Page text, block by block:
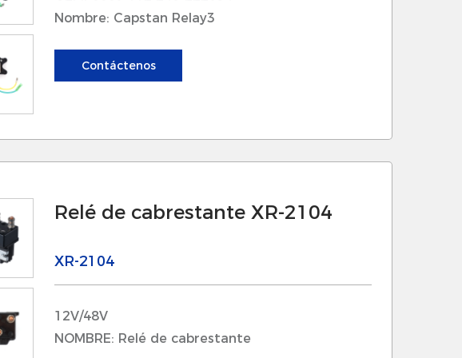
Nombre: Capstan Relay3
Contáctenos
Relé de cabrestante XR-2104
XR-2104
12V/48V
NOMBRE: Relé de cabrestante